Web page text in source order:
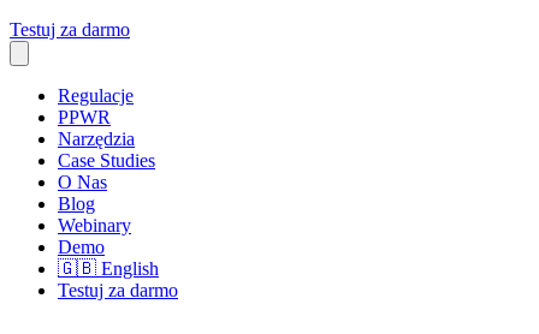
Testuj za darmo
Regulacje
PPWR
Narzędzia
Case Studies
O Nas
Blog
Webinary
Demo
🇬🇧 English
Testuj za darmo